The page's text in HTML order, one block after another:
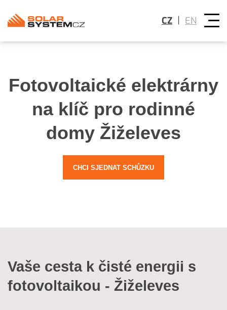
CZ | EN
Fotovoltaické elektrárny
na klíč pro rodinné
domy Žiželeves
CHCI SJEDNAT SCHŮZKU
Vaše cesta k čisté energii s
fotovoltaikou - Žiželeves